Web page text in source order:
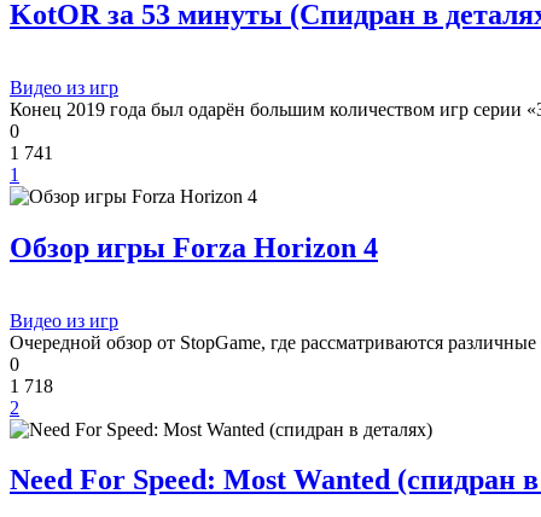
KotOR за 53 минуты (Спидран в
Видео из игр
Конец 2019 года был одарён большим количеством игр серии
0
1 741
1
Обзор игры Forza Horizon 4
Видео из игр
Очередной обзор от StopGame, где рассматриваются
0
1 718
2
Need For Speed: Most Wanted (спидран